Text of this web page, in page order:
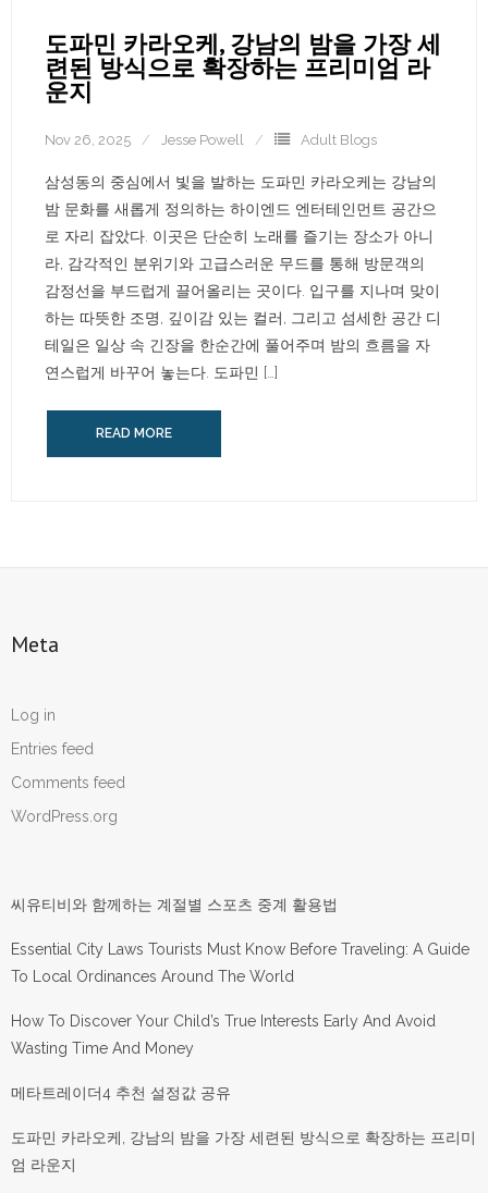
도파민 카라오케, 강남의 밤을 가장 세
련된 방식으로 확장하는 프리미엄 라
운지
Nov 26, 2025 Jesse Powell Adult Blogs
삼성동의 중심에서 빛을 발하는 도파민 카라오케는 강남의
밤 문화를 새롭게 정의하는 하이엔드 엔터테인먼트 공간으
로 자리 잡았다. 이곳은 단순히 노래를 즐기는 장소가 아니
라, 감각적인 분위기와 고급스러운 무드를 통해 방문객의
감정선을 부드럽게 끌어올리는 곳이다. 입구를 지나며 맞이
하는 따뜻한 조명, 깊이감 있는 컬러, 그리고 섬세한 공간 디
테일은 일상 속 긴장을 한순간에 풀어주며 밤의 흐름을 자
연스럽게 바꾸어 놓는다. 도파민 […]
READ MORE
Meta
Log in
Entries feed
Comments feed
WordPress.org
씨유티비와 함께하는 계절별 스포츠 중계 활용법
Essential City Laws Tourists Must Know Before Traveling: A Guide
To Local Ordinances Around The World
How To Discover Your Child’s True Interests Early And Avoid
Wasting Time And Money
메타트레이더4 추천 설정값 공유
도파민 카라오케, 강남의 밤을 가장 세련된 방식으로 확장하는 프리미
엄 라운지